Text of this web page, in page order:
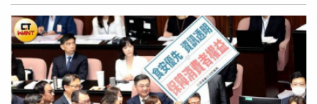
條第1項第3款規定，並依同法第44條第1項裁罰。市府表
示，裁罰金額除依法規辦理外，也考量業者在一年內已三度
查獲相同違規情形，並綜合資本額、違規次數、產品影響範
圍及危害程度等因素，最終裁處384萬元，希望藉此遏止違
法行為，維護食品安全。明好企業生產的農耕牌炊粉，最早
是在台南市政府於5月底執行稽查時，驗出產品含有甲醛。